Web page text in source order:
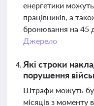
енергетики
працівників, а
бронювання на 45
Джерело
Які строки
порушення
Штрафи можуть
місяців з моменту